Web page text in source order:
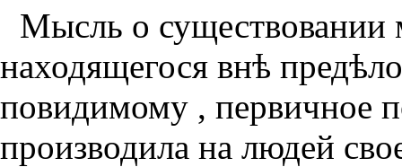
Мысль о
находящегося внѣ
повидимому , первичное
производила на людей